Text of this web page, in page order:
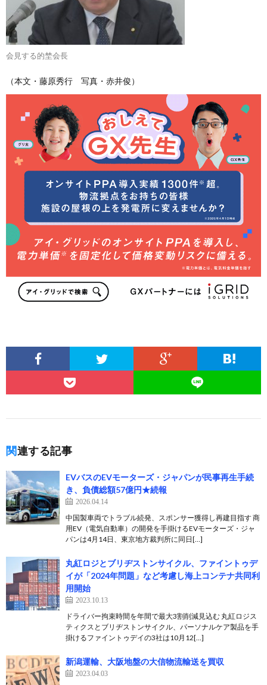
会見する的埜会長
（本文・藤原秀行 写真・赤井俊）
関連する記事
EVバスのEVモーターズ・ジャパンが民事再生手続
き、負債総額57億円★続報
2026.04.14
中国製車両でトラブル続発、スポンサー獲得し再建目指す 商
用EV（電気自動車）の開発を手掛けるEVモーターズ・ジャ
パンは4月14日、東京地方裁判所に同日[…]
丸紅ロジとブリヂストンサイクル、ファイントゥデ
イが「2024年問題」など考慮し海上コンテナ共同利
用開始
2023.10.13
ドライバー拘束時間を年間で最大3割削減見込む 丸紅ロジス
ティクスとブリヂストンサイクル、パーソナルケア製品を手
掛けるファイントゥデイの3社は10月12[…]
新潟運輸、大阪地盤の大信物流輸送を買収
2023.04.03